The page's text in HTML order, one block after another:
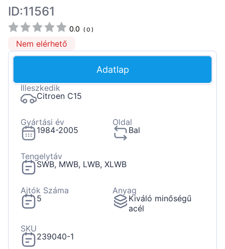
ID:11561
0.0 (0 )
Nem elérhető
Adatlap
Illeszkedik
Citroen C15
Gyártási év
1984-2005
Oldal
Bal
Tengelytáv
SWB, MWB, LWB, XLWB
Ajtók Száma
5
Anyag
Kiváló minőségű
acél
SKU
239040-1